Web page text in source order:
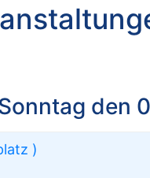
den
)